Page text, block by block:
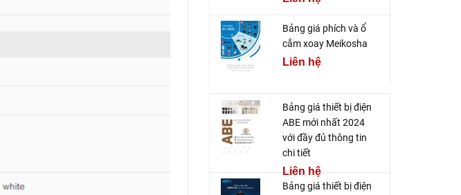
Bảng giá phích và ổ
cắm xoay Meikosha
Liên hệ
Bảng giá thiết bị điện
ABE mới nhất 2024
với đầy đủ thông tin
chi tiết
Liên hệ
Bảng giá thiết bị điện